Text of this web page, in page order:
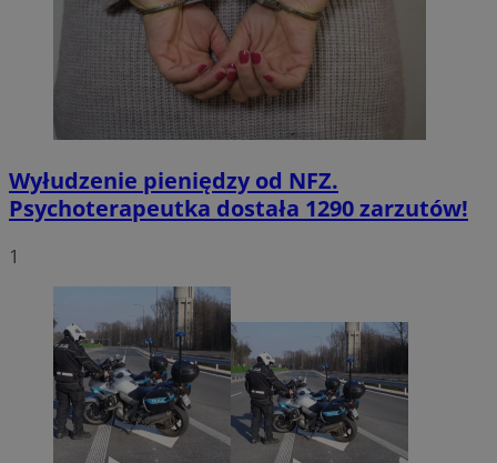
Wyłudzenie pieniędzy od NFZ.
Psychoterapeutka dostała 1290 zarzutów!
1